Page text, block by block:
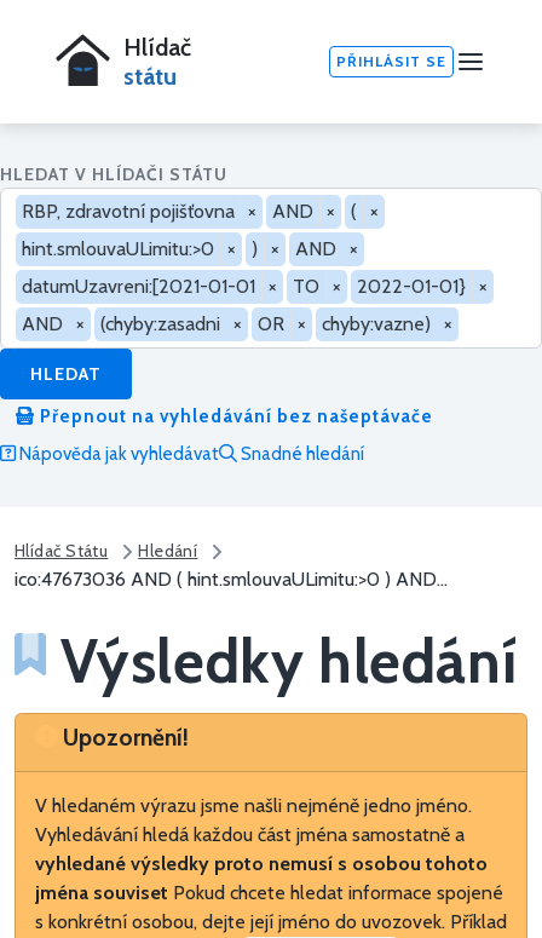
Hlídač
státu
PŘIHLÁSIT SE
HLEDAT V HLÍDAČI STÁTU
RBP, zdravotní pojišťovna × AND × (
×
hint.smlouvaULimitu:>0
× ) × AND
×
datumUzavreni:[2021-01-01 × TO × 2022-01-01} ×
AND
× (chyby:zasadni × OR × chyby:vazne) ×
HLEDAT
Přepnout na vyhledávání bez našeptávače
Nápověda jak vyhledávat
Snadné hledání
Hlídač Státu Hledání
ico:47673036 AND ( hint.smlouvaULimitu:>0 ) AND...
Výsledky hledání
Upozornění
Upozornění!
V hledaném výrazu jsme našli nejméně jedno jméno.
Vyhledávání hledá každou část jména samostatně a
vyhledané výsledky proto nemusí s osobou tohoto
jména souviset Pokud chcete hledat informace spojené
s konkrétní osobou, dejte její jméno do uvozovek. Příklad